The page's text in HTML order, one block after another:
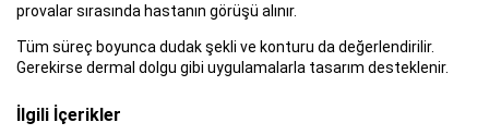
provalar sırasında hastanın görüşü alınır.
Tüm süreç boyunca dudak şekli ve konturu da değerlendirilir.
Gerekirse dermal dolgu gibi uygulamalarla tasarım desteklenir.
İlgili İçerikler